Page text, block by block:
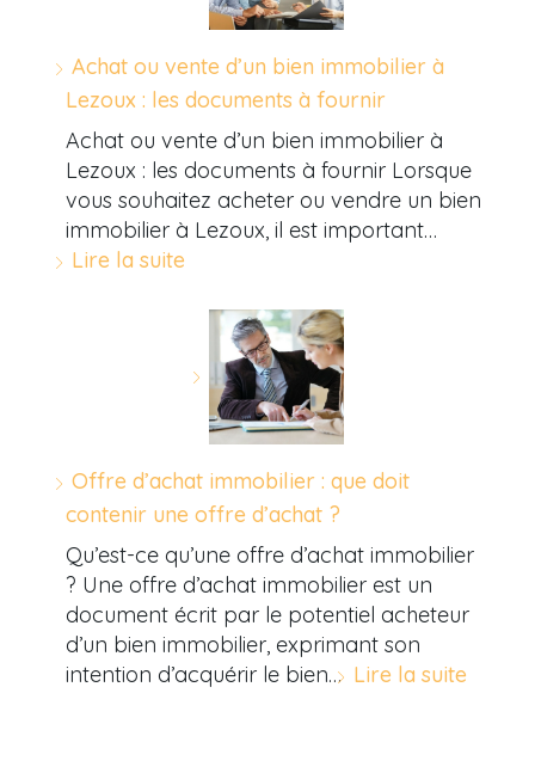
Achat ou vente d’un bien immobilier à
Lezoux : les documents à fournir
Achat ou vente d’un bien immobilier à
Lezoux : les documents à fournir Lorsque
vous souhaitez acheter ou vendre un bien
immobilier à Lezoux, il est important…
Lire la suite
Offre d’achat immobilier : que doit
contenir une offre d’achat ?
Qu’est-ce qu’une offre d’achat immobilier
? Une offre d’achat immobilier est un
document écrit par le potentiel acheteur
d’un bien immobilier, exprimant son
intention d’acquérir le bien… Lire la suite